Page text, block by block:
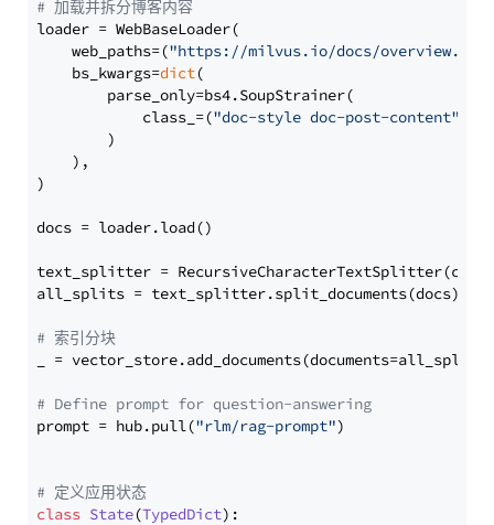
# 加载并拆分博客内容
loader = WebBaseLoader(
    web_paths=(
"https://milvus.io/docs/overview.md"
    bs_kwargs=
dict(
        parse_only=bs4.SoupStrainer(
            class_=(
"doc-style doc-post-content"
        )
    ),
)
docs = loader.load()
text_splitter =
all_splits = text_splitter.split_documents(docs)
# 索引分块
_ = vector_store.add_documents(documents=all_splits)
# Define prompt for question-answering
prompt = hub.pull("rlm/rag-prompt")
# 定义应用状态
class State(TypedDict):